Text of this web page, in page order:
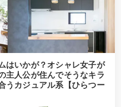
はいかが？オシャレ女子が
主人公が住んでそうなキラ
うカジュアル系【ひらつー